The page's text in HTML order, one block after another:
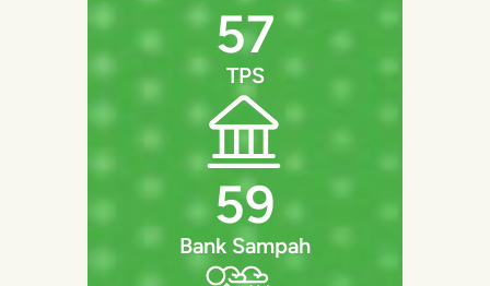
57
TPS
59
Bank Sampah